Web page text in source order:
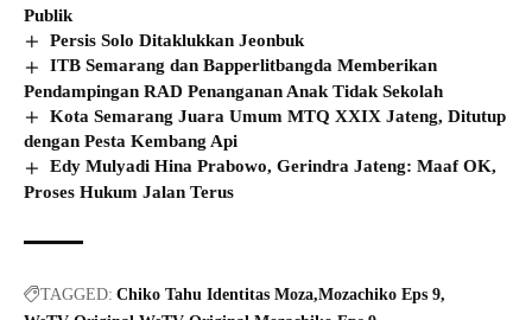
Publik
Persis Solo Ditaklukkan Jeonbuk
ITB Semarang dan Bapperlitbangda Memberikan
Pendampingan RAD Penanganan Anak Tidak Sekolah
Kota Semarang Juara Umum MTQ XXIX Jateng, Ditutup
dengan Pesta Kembang Api
Edy Mulyadi Hina Prabowo, Gerindra Jateng: Maaf OK,
Proses Hukum Jalan Terus
TAGGED: Chiko Tahu Identitas Moza Mozachiko Eps 9